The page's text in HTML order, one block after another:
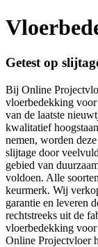
Getest op
Bij Online
vloerbedekking
van de laatste
kwalitatief
nemen, worden
slijtage door
gebied van
voldoen. Alle
keurmerk. Wij
garantie en leveren
rechtstreeks uit de
vloerbedekking
Online Projectvloer